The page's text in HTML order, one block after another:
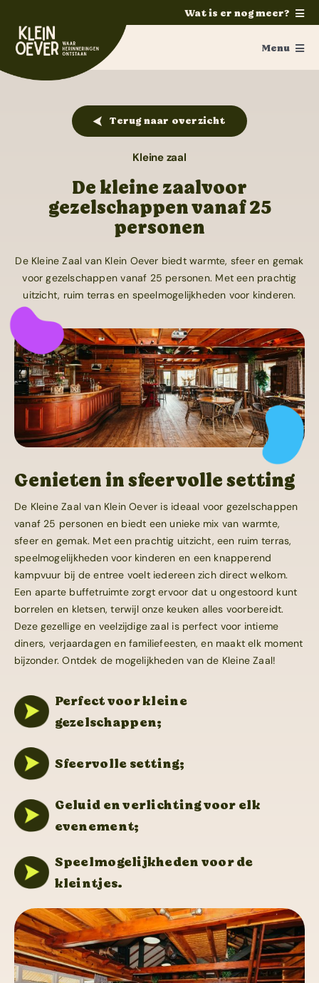
naar
inhoud
Wat is er nog meer?
Home
Ponykamp
Groepsaccommodatie
Survivalkamp
Manege
Zakelijk
Contact
Menu
Personeelsfeest
Vrijgezellenfeest
Feestzalen
Themafeesten
Terug naar overzicht
Kleine zaal
De kleine zaalvoor
gezelschappen vanaf 25
personen
De Kleine Zaal van Klein Oever biedt warmte, sfeer en gemak
voor gezelschappen vanaf 25 personen. Met een prachtig
uitzicht, ruim terras en speelmogelijkheden voor kinderen.
Genieten in sfeervolle setting
De Kleine Zaal van Klein Oever is ideaal voor gezelschappen
vanaf 25 personen en biedt een unieke mix van warmte,
sfeer en gemak. Met een prachtig uitzicht, een ruim terras,
speelmogelijkheden voor kinderen en een knapperend
kampvuur bij de entree voelt iedereen zich direct welkom.
Een aparte buffetruimte zorgt ervoor dat u ongestoord kunt
borrelen en kletsen, terwijl onze keuken alles voorbereidt.
Deze gezellige en veelzijdige zaal is perfect voor intieme
diners, verjaardagen en familiefeesten, en maakt elk moment
bijzonder. Ontdek de mogelijkheden van de Kleine Zaal!
Perfect voor kleine
gezelschappen;
Sfeervolle setting;
Geluid en verlichting voor elk
evenement;
Speelmogelijkheden voor de
kleintjes.